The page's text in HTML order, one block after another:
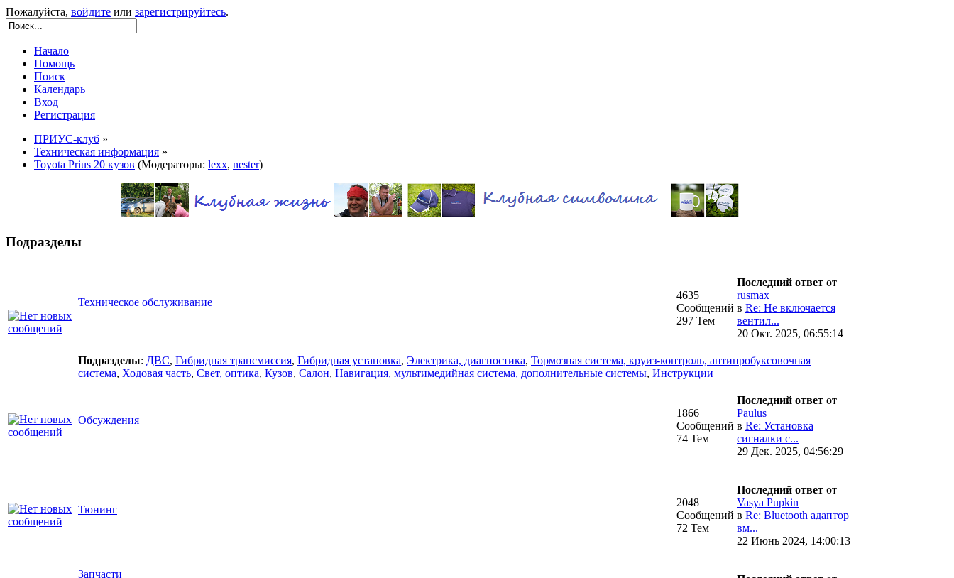
Пожалуйста, войдите или зарегистрируйтесь.
Начало
Помощь
Поиск
Календарь
Вход
Регистрация
ПРИУС-клуб »
Техническая информация »
Toyota Prius 20 кузов (Модераторы: lexx, nester)
Подразделы
Техническое обслуживание
4635
Сообщений
297 Тем
Последний ответ от
rusmax
в Re: Не включается
вентил...
20 Окт. 2025, 06:55:14
Подразделы: ДВС, Гибридная трансмиссия, Гибридная установка, Электрика, диагностика, Тормозная система, круиз-контроль, антипробуксовочная
система, Ходовая часть, Свет, оптика, Кузов, Салон, Навигация, мультимедийная система, дополнительные системы, Инструкции
Обсуждения
1866
Сообщений
74 Тем
Последний ответ от
Paulus
в Re: Установка
сигналки с...
29 Дек. 2025, 04:56:29
Тюнинг
2048
Сообщений
72 Тем
Последний ответ от
Vasya Pupkin
в Re: Bluetooth адаптор
вм...
22 Июнь 2024, 14:00:13
Запчасти